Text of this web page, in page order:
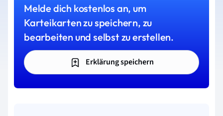
Melde dich kostenlos an, um
Karteikarten zu speichern, zu
bearbeiten und selbst zu erstellen.
Erklärung speichern